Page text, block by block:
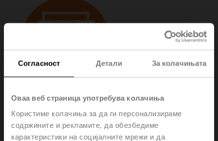
Согласност Детали За колачињата
Оваа веб страница употребува колачиња
Користиме колачиња за да ги персонализираме
содржините и рекламите, да обезбедиме
карактеристики на социјалните мрежи и да
Download price list (German)
Short price list – 2026 (XLSX)